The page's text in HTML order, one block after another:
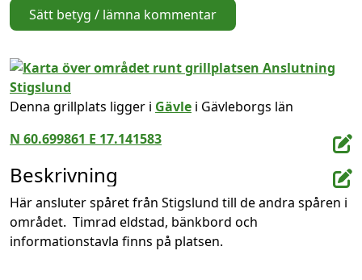
Sätt betyg / lämna kommentar
Denna grillplats ligger i Gävle i Gävleborgs län
N 60.699861 E 17.141583
Beskrivning
Här ansluter spåret från Stigslund till de andra spåren i
området.  Timrad eldstad, bänkbord och
informationstavla finns på platsen.